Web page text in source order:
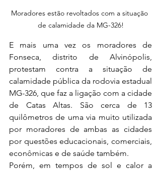
Moradores estão revoltados com a situação
de calamidade da MG-326!
E mais uma vez os moradores de
Fonseca, distrito de Alvinópolis,
protestam contra a situação de
calamidade pública da rodovia estadual
MG-326, que faz a ligação com a cidade
de Catas Altas. São cerca de 13
quilômetros de uma via muito utilizada
por moradores de ambas as cidades
por questões educacionais, comerciais,
econômicas e de saúde também.
Porém, em tempos de sol e calor a